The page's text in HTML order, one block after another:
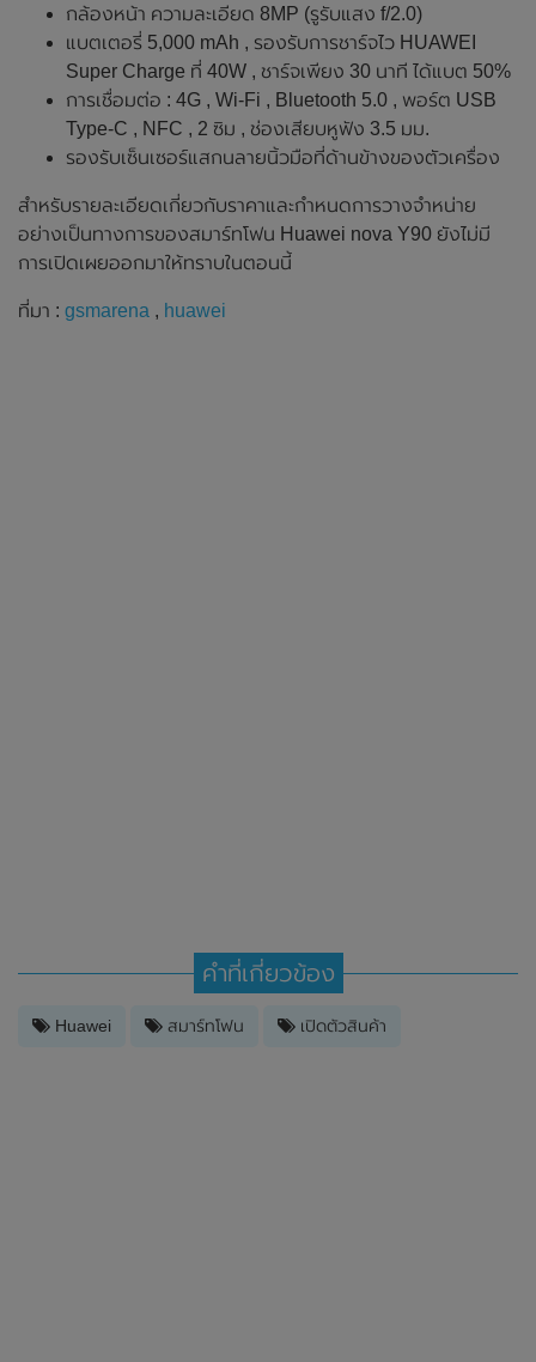
กล้องหน้า ความละเอียด 8MP (รูรับแสง f/2.0)
แบตเตอรี่ 5,000 mAh , รองรับการชาร์จไว HUAWEI
Super Charge ที่ 40W , ชาร์จเพียง 30 นาที ได้แบต 50%
การเชื่อมต่อ : 4G , Wi-Fi , Bluetooth 5.0 , พอร์ต USB
Type-C , NFC , 2 ซิม , ช่องเสียบหูฟัง 3.5 มม.
รองรับเซ็นเซอร์แสกนลายนิ้วมือที่ด้านข้างของตัวเครื่อง
สำหรับรายละเอียดเกี่ยวกับราคาและกำหนดการวางจำหน่าย
อย่างเป็นทางการของสมาร์ทโฟน Huawei nova Y90 ยังไม่มี
การเปิดเผยออกมาให้ทราบในตอนนี้
ที่มา : gsmarena , huawei
คำที่เกี่ยวข้อง
Huawei สมาร์ทโฟน เปิดตัวสินค้า